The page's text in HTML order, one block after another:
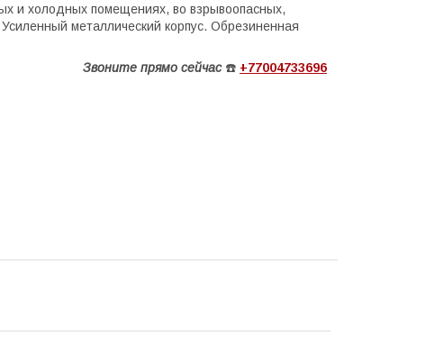
и холодных помещениях, во взрывоопасных,
металлический корпус. Обрезиненная
Звоните прямо сейчас ☎️ +77004733696